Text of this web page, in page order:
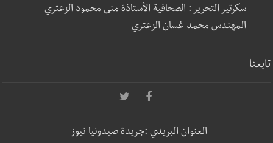
سكرتير التحرير : الصحافية الأستاذة منى محمود الزعتري
المهندس محمد غسان الزعتري
تابعنا
العنوان البريدي :جريدة صيدونيا نيوز